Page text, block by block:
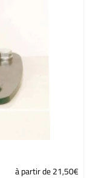
à partir de 21,50€